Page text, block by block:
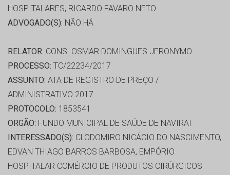
HOSPITALARES, RICARDO FAVARO NETO
ADVOGADO(S): NÃO HÁ
RELATOR: CONS. OSMAR DOMINGUES JERONYMO
PROCESSO: TC/22234/2017
ASSUNTO: ATA DE REGISTRO DE PREÇO /
ADMINISTRATIVO 2017
PROTOCOLO: 1853541
ORGÃO: FUNDO MUNICIPAL DE SAÚDE DE NAVIRAI
INTERESSADO(S): CLODOMIRO NICÁCIO DO NASCIMENTO,
EDVAN THIAGO BARROS BARBOSA, EMPÓRIO
HOSPITALAR COMÉRCIO DE PRODUTOS CIRÚRGICOS